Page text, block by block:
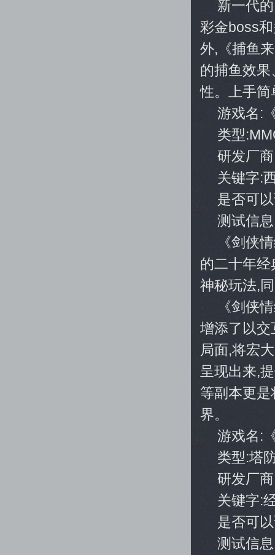
新一代
彩金boss
外,《捕鱼
的捕鱼效
性。上手简
游戏名:
类型
研发厂
关键字:
是否可
测试信
《剑侠
的二十年
神秘玩法,
《剑侠
增添了以
局面,将宏
呈现出来,
等副本更
界。
游戏名:
类型:塔
研发厂
关键字:
是否可
测试信